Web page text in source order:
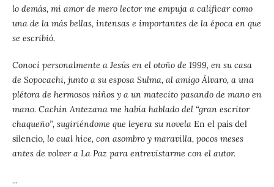
lo demás, mi amor de mero lector me empuja a calificar como
una de la más bellas, intensas e importantes de la época en que
se escribió.
Conocí personalmente a Jesús en el otoño de 1999, en su casa
de Sopocachi, junto a su esposa Sulma, al amigo Álvaro, a una
plétora de hermosos niños y a un matecito pasando de mano en
mano. Cachín Antezana me había hablado del “gran escritor
chaqueño”, sugiriéndome que leyera su novela En el país del
silencio, lo cual hice, con asombro y maravilla, pocos meses
antes de volver a La Paz para entrevistarme con el autor.
...